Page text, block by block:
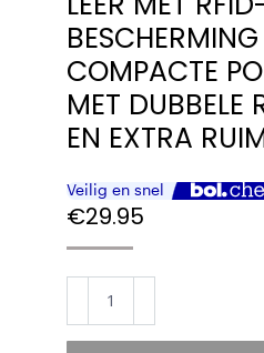
COMPACTE
MET DUBBELE
EN EXTRA
€29.95
BUGOLINI
VINDICI